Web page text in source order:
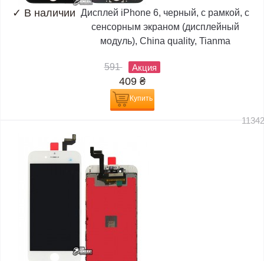
✓ В наличии Дисплей iPhone 6, черный, с рамкой, с
сенсорным экраном (дисплейный
модуль), China quality, Tianma
591 Акция
409 ₴
Купить